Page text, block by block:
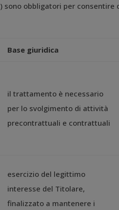
sono obbligatori per
Base giuridica
il trattamento è necessario
per lo svolgimento di attività
precontrattuali e contrattuali
esercizio del legittimo
interesse del Titolare,
finalizzato a mantenere i